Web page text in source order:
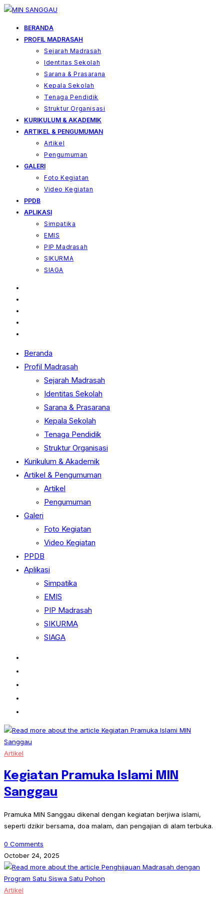
Skip
content
BERANDA
PROFIL MADRASAH
Sejarah Madrasah
Identitas Sekolah
Sarana & Prasarana
Kepala Sekolah
Tenaga Pendidik
Struktur Organisasi
KURIKULUM & AKADEMIK
ARTIKEL & PENGUMUMAN
Artikel
Pengumuman
GALERI
Foto Kegiatan
Video Kegiatan
PPDB
APLIKASI
Simpatika
EMIS
PIP Madrasah
SIKURMA
SIAGA
ToggleBeranda
Profil Madrasah
Sejarah Madrasah
Identitas Sekolah
Sarana & Prasarana
Kepala Sekolah
Tenaga Pendidik
Struktur Organisasi
Kurikulum & Akademik
Artikel & Pengumuman
Artikel
Pengumuman
Galeri
Foto Kegiatan
Video Kegiatan
PPDB
Aplikasi
Simpatika
EMIS
PIP Madrasah
SIKURMA
SIAGA
Artikel
Kegiatan Pramuka Islami MIN
Sanggau
Pramuka MIN Sanggau dikenal dengan kegiatan berjiwa islami,
seperti dzikir bersama, doa malam, dan pengajian di alam terbuka.
0 Comments
October 24, 2025
Artikel